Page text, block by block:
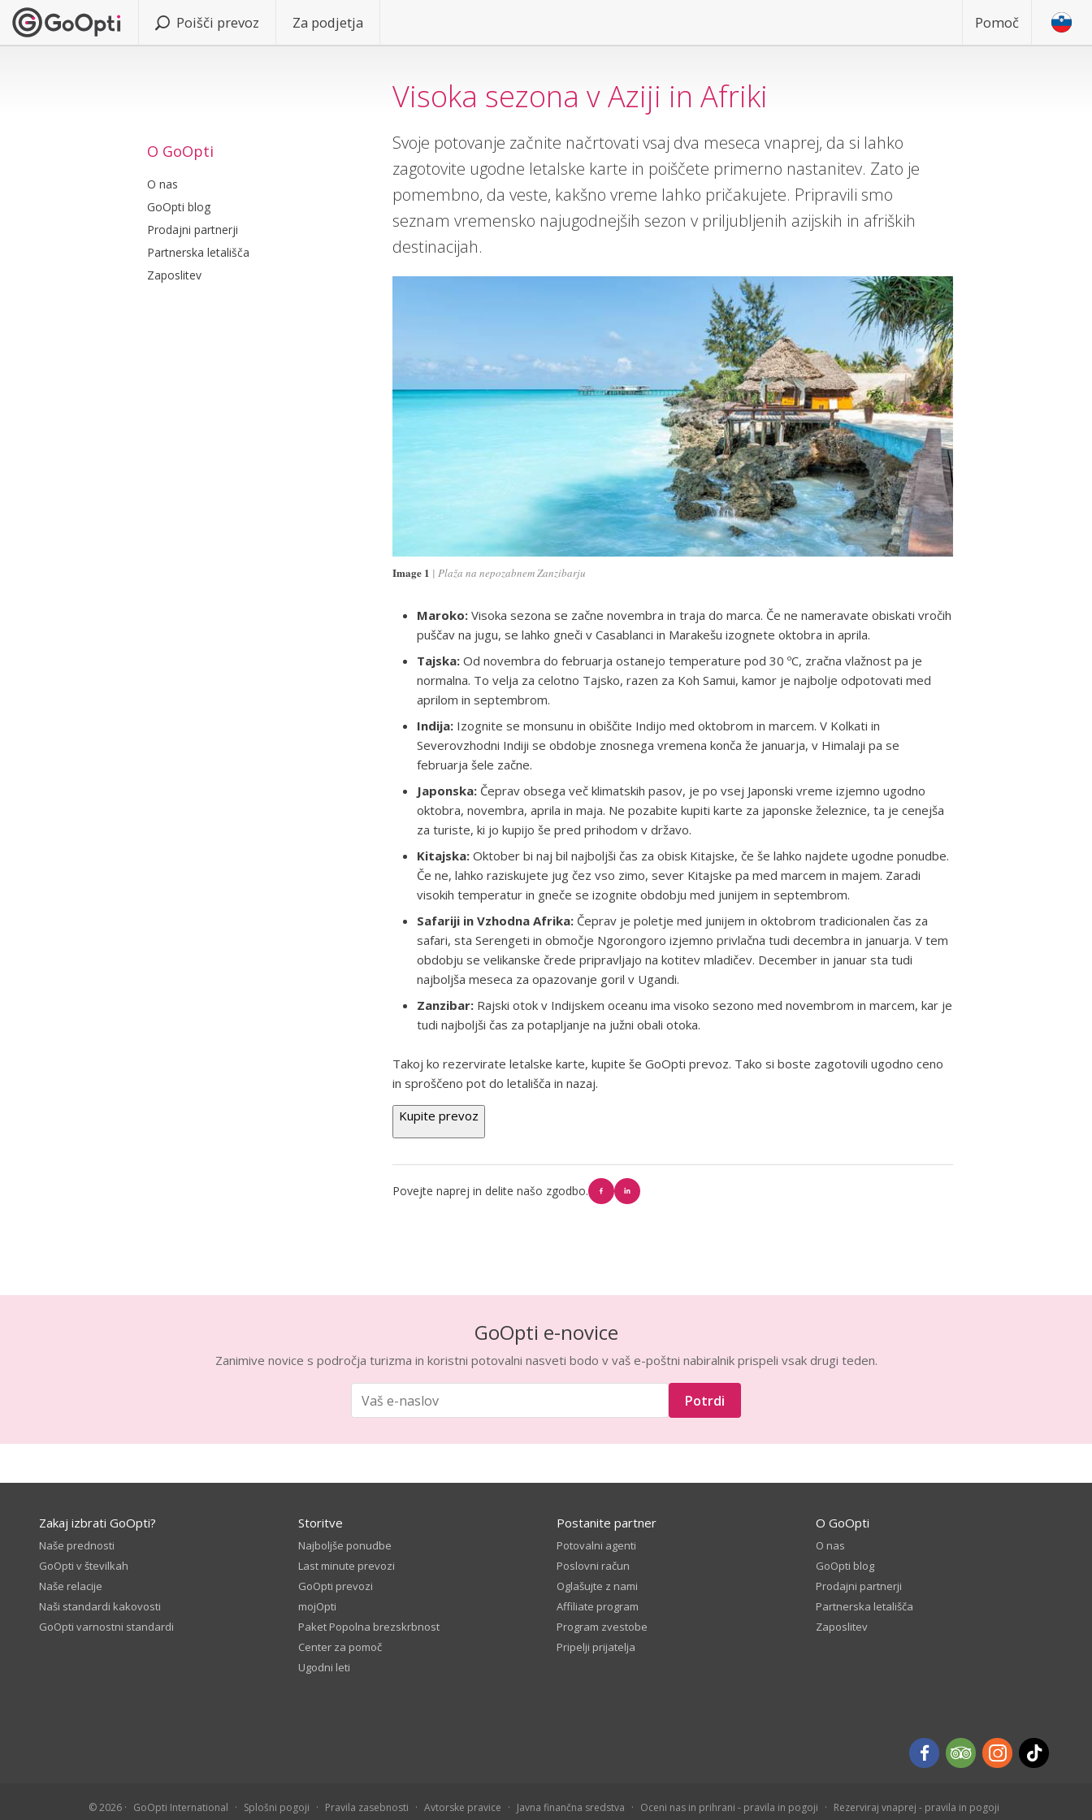
Poišči prevoz Za podjetja Pomoč
Visoka sezona v Aziji in Afriki
O GoOpti
O nas
GoOpti blog
Prodajni partnerji
Partnerska letališča
Zaposlitev
Svoje potovanje začnite načrtovati vsaj dva meseca vnaprej, da si lahko
zagotovite ugodne letalske karte in poiščete primerno nastanitev. Zato je
pomembno, da veste, kakšno vreme lahko pričakujete. Pripravili smo
seznam vremensko najugodnejših sezon v priljubljenih azijskih in afriških
destinacijah.
Image 1 Plaža na nepozabnem Zanzibarju
Maroko:Visoka sezona se začne novembra in traja do marca. Če ne nameravate obiskati vročih
puščav na jugu, se lahko gneči v Casablanci in Marakešu izognete oktobra in aprila.
Tajska:Od novembra do februarja ostanejo temperature pod 30 ºC, zračna vlažnost pa je
normalna. To velja za celotno Tajsko, razen za Koh Samui, kamor je najbolje odpotovati med
aprilom in septembrom.
Indija:Izognite se monsunu in obiščite Indijo med oktobrom in marcem. V Kolkati in
Severovzhodni Indiji se obdobje znosnega vremena konča že januarja, v Himalaji pa se
februarja šele začne.
Japonska:Čeprav obsega več klimatskih pasov, je po vsej Japonski vreme izjemno ugodno
oktobra, novembra, aprila in maja. Ne pozabite kupiti karte za japonske železnice, ta je cenejša
za turiste, ki jo kupijo še pred prihodom v državo.
Kitajska:Oktober bi naj bil najboljši čas za obisk Kitajske, če še lahko najdete ugodne ponudbe.
Če ne, lahko raziskujete jug čez vso zimo, sever Kitajske pa med marcem in majem. Zaradi
visokih temperatur in gneče se izognite obdobju med junijem in septembrom.
Safariji in Vzhodna Afrika:Čeprav je poletje med junijem in oktobrom tradicionalen čas za
safari, sta Serengeti in območje Ngorongoro izjemno privlačna tudi decembra in januarja. V tem
obdobju se velikanske črede pripravljajo na kotitev mladičev. December in januar sta tudi
najboljša meseca za opazovanje goril v Ugandi.
Zanzibar:Rajski otok v Indijskem oceanu ima visoko sezono med novembrom in marcem, kar je
tudi najboljši čas za potapljanje na južni obali otoka.
Takoj ko rezervirate letalske karte, kupite še GoOpti prevoz. Tako si boste zagotovili ugodno ceno
in sproščeno pot do letališča in nazaj.
Kupite prevoz
Povejte naprej in delite našo zgodbo.
GoOpti e-novice
Zanimive novice s področja turizma in koristni potovalni nasveti bodo v vaš e-poštni nabiralnik prispeli vsak drugi teden.
Potrdi
Zakaj izbrati GoOpti?
Naše prednosti
GoOpti v številkah
Naše relacije
Naši standardi kakovosti
GoOpti varnostni standardi
Storitve
Najboljše ponudbe
Last minute prevozi
GoOpti prevozi
mojOpti
Paket Popolna brezskrbnost
Center za pomoč
Ugodni leti
Postanite partner
Potovalni agenti
Poslovni račun
Oglašujte z nami
Affiliate program
Program zvestobe
Pripelji prijatelja
O GoOpti
O nas
GoOpti blog
Prodajni partnerji
Partnerska letališča
Zaposlitev
© 2026 GoOpti International Splošni pogoji Pravila zasebnosti Avtorske pravice Javna finančna sredstva Oceni nas in prihrani - pravila in pogoji Rezerviraj vnaprej - pravila in pogoji